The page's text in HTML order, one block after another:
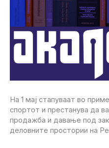
На 1 мај стапуваат во
спортот и престанува да
продажба и давање под
деловните простории на